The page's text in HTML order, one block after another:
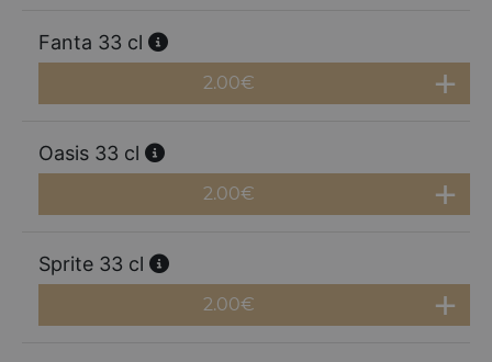
Fanta 33 cl
2.00€
Oasis 33 cl
2.00€
Sprite 33 cl
2.00€